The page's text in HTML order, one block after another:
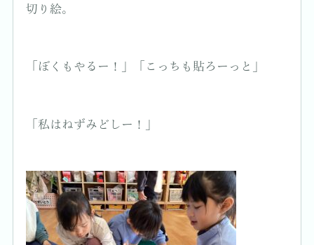
切り絵。
「ぼくもやるー！」「こっちも貼ろーっと」
「私はねずみどしー！」